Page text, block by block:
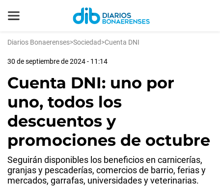
Diarios Bonaerenses>Sociedad>Cuenta DNI
30 de septiembre de 2024 - 11:14
Cuenta DNI: uno por
uno, todos los
descuentos y
promociones de octubre
Seguirán disponibles los beneficios en carnicerías,
granjas y pescaderías, comercios de barrio, ferias y
mercados, garrafas, universidades y veterinarias.